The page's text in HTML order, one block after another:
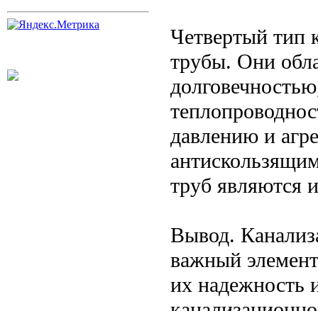
Четвертый тип
трубы. Они
давлению и
труб являются
Вывод.
важный
их надежность